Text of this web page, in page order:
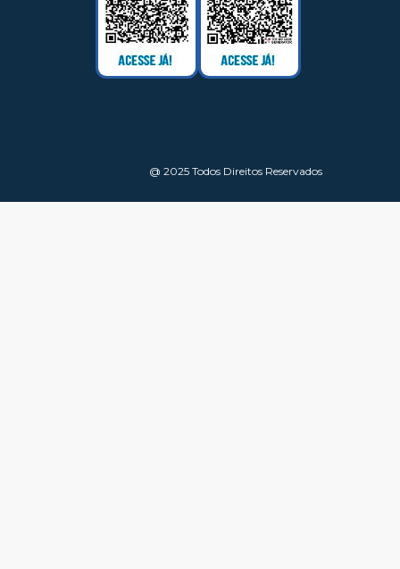
@ 2025 Todos Direitos Reservados